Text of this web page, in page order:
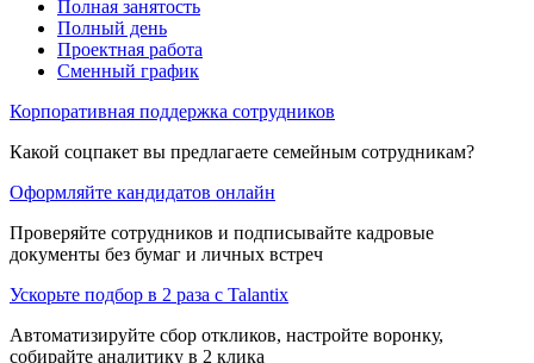
Полная занятость
Полный день
Проектная работа
Сменный график
Корпоративная поддержка сотрудников
Какой соцпакет вы предлагаете семейным сотрудникам?
Оформляйте кандидатов онлайн
Проверяйте сотрудников и подписывайте кадровые
документы без бумаг и личных встреч
Ускорьте подбор в 2 раза с Talantix
Автоматизируйте сбор откликов, настройте воронку,
собирайте аналитику в 2 клика